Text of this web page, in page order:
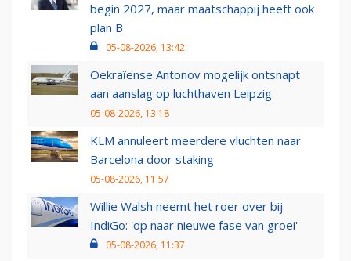
begin 2027, maar maatschappij heeft ook
plan B
05-08-2026, 13:42
Oekraïense Antonov mogelijk ontsnapt
aan aanslag op luchthaven Leipzig
05-08-2026, 13:18
KLM annuleert meerdere vluchten naar
Barcelona door staking
05-08-2026, 11:57
Willie Walsh neemt het roer over bij
IndiGo: 'op naar nieuwe fase van groei'
05-08-2026, 11:37